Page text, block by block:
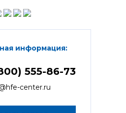
информация:
555-86-73
center.ru